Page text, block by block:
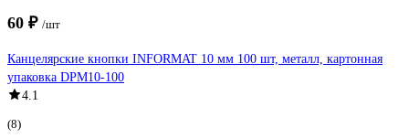
60 ₽ /шт
Канцелярские кнопки INFORMAT 10 мм 100 шт, металл, картонная
упаковка DPM10-100
4.1
(8)